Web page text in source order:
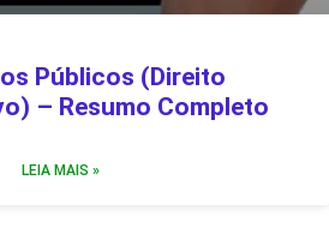
Públicos (Direito
– Resumo Completo
LEIA MAIS »